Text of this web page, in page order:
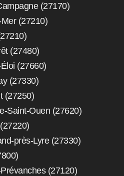
(27170)
(27210)
(27480)
(27660)
(27330)
(27250)
Saint-Ouen (27620)
près-Lyre (27330)
(27120)